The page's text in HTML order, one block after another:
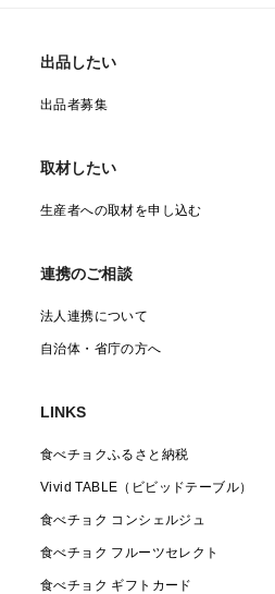
出品したい
出品者募集
取材したい
生産者への取材を申し込む
連携のご相談
法人連携について
自治体・省庁の方へ
LINKS
食べチョクふるさと納税
Vivid TABLE（ビビッドテーブル）
食べチョク コンシェルジュ
食べチョク フルーツセレクト
食べチョク ギフトカード